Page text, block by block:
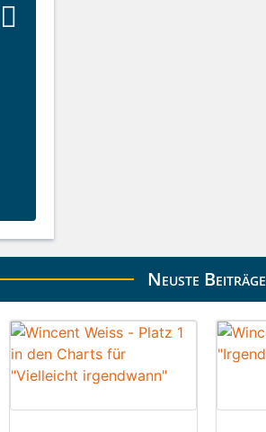
Neuste Beiträge